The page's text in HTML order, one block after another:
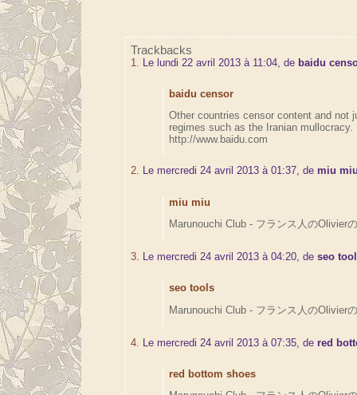
Trackbacks
1. Le lundi 22 avril 2013 à 11:04, de baidu
baidu censor
Other countries censor content and not
regimes such as the Iranian mullocracy.
http://www.baidu.com
2. Le mercredi 24 avril 2013 à 01:37, demiu
miu miu
Marunouchi Club - フランス人のOlivier
3. Le mercredi 24 avril 2013 à 04:20, deseo
seo tools
Marunouchi Club - フランス人のOlivier
4. Le mercredi 24 avril 2013 à 07:35, dered
red bottom shoes